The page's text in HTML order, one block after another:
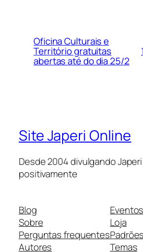
Oficina Culturais e
Território gratuitas
abertas até do dia 25/2
Site Japeri Online
Desde 2004 divulgando Japeri
positivamente
Blog
Sobre
Perguntas frequentes
Autores
Eventos
Loja
Padrões
Temas